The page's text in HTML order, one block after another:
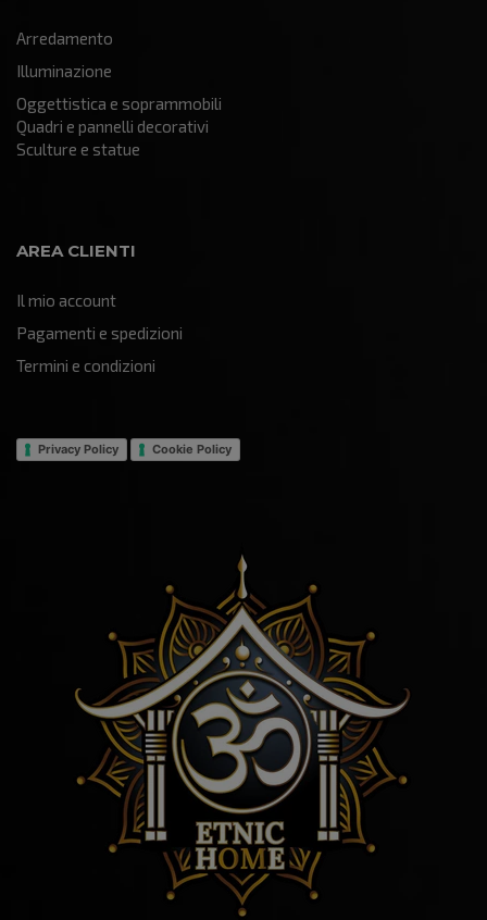
Arredamento
Illuminazione
Oggettistica e soprammobili
Quadri e pannelli decorativi
Sculture e statue
AREA CLIENTI
Il mio account
Pagamenti e spedizioni
Termini e condizioni
Privacy Policy Cookie Policy